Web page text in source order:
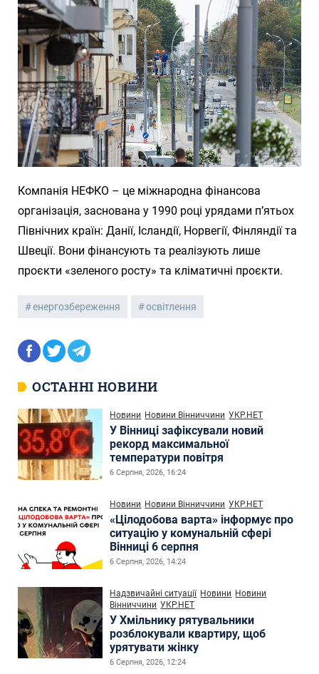
Компанія НЕФКО – це міжнародна фінансова
організація, заснована у 1990 році урядами п’ятьох
Північних країн: Данії, Ісландії, Норвегії, Фінляндії та
Швеції. Вони фінансують та реалізують лише
проєкти «зеленого росту» та кліматичні проєкти.
енергозбереження освітлення
ОСТАННІ НОВИНИ
Новини Новини Вінниччини УКР.НЕТ
У Вінниці зафіксували новий
рекорд максимальної
температури повітря
6 Серпня, 2026, 16:24
Новини Новини Вінниччини УКР.НЕТ
«Цілодобова варта» інформує про
ситуацію у комунальній сфері
Вінниці 6 серпня
6 Серпня, 2026, 14:24
Надзвичайні ситуації Новини Новини
Вінниччини УКР.НЕТ
У Хмільнику рятувальники
розблокували квартиру, щоб
урятувати жінку
6 Серпня, 2026, 12:24